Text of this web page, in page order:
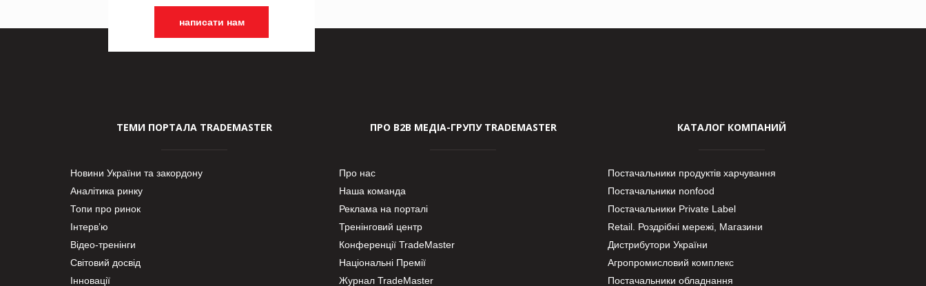
написати нам
ТЕМИ ПОРТАЛА TRADEMASTER
Новини України та закордону
Аналітика ринку
Топи про ринок
Інтерв’ю
Відео-тренінги
Світовий досвід
Інновації
ПРО В2В МЕДІА-ГРУПУ TRADEMASTER
Про нас
Наша команда
Реклама на порталі
Тренінговий центр
Конференції TradeMaster
Національні Премії
Журнал TradeMaster
КАТАЛОГ КОМПАНИЙ
Постачальники продуктів харчування
Постачальники nonfood
Постачальники Private Label
Retail. Роздрібні мережі, Магазини
Дистрибутори України
Агропромисловий комплекс
Постачальники обладнання